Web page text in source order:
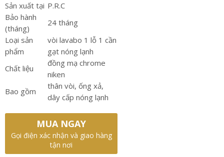
Sản xuất tại P.R.C
Bảo hành
(tháng)
24 tháng
Loại sản
phẩm
vòi lavabo 1 lỗ 1 cần
gạt nóng lạnh
Chất liệu
đồng mạ chrome
niken
Bao gồm
thân vòi, ống xả,
dây cấp nóng lạnh
MUA NGAY
Gọi điện xác nhận và giao hàng
tận nơi